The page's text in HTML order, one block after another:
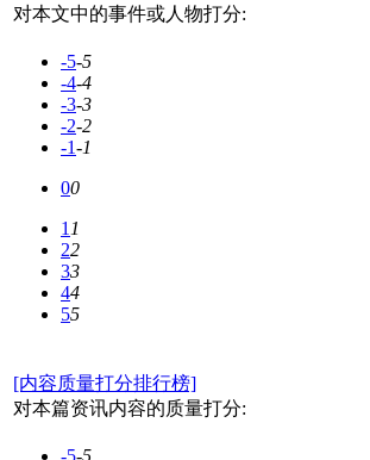
对本文中的事件或人物打分:
-5-5
-4-4
-3-3
-2-2
-1-1
00
11
22
33
44
55
[内容质量打分排行榜]
对本篇资讯内容的质量打分: